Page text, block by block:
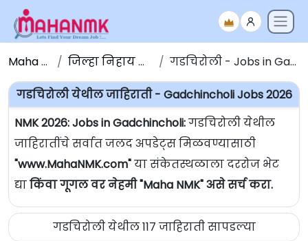
Maha NMK जिल्हा निहाय जाहिराती गडचिरोली - Jobs in Gadchincholi
गडचिरोली येथील जाहिराती - Gadchincholi Jobs 2026
NMK 2026: Jobs in Gadchincholi:गडचिरोली येथील
जाहिरातींचे सर्वात जलद अपडेट्स मिळवण्यासाठी
"www.MahaNMK.com"या संकेतस्थळाला दररोज भेट
द्याकिंवा गूगल वर नेहमी "Maha NMK" असे सर्च करा.
गडचिरोली येथील 117 जाहिराती सापडल्या